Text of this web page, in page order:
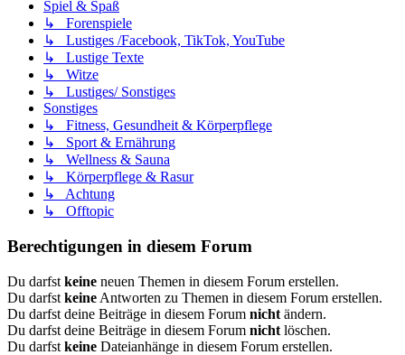
Spiel & Spaß
↳ Forenspiele
↳ Lustiges /Facebook, TikTok, YouTube
↳ Lustige Texte
↳ Witze
↳ Lustiges/ Sonstiges
Sonstiges
↳ Fitness, Gesundheit & Körperpflege
↳ Sport & Ernährung
↳ Wellness & Sauna
↳ Körperpflege & Rasur
↳ Achtung
↳ Offtopic
Berechtigungen in diesem Forum
Du darfst keine neuen Themen in diesem Forum erstellen.
Du darfst keine Antworten zu Themen in diesem Forum erstellen.
Du darfst deine Beiträge in diesem Forum nicht ändern.
Du darfst deine Beiträge in diesem Forum nicht löschen.
Du darfst keine Dateianhänge in diesem Forum erstellen.